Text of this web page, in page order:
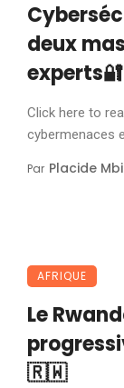
deux
Click here to
cybermenaces
Par Placide
AFRIQUE
Le
🇷🇼